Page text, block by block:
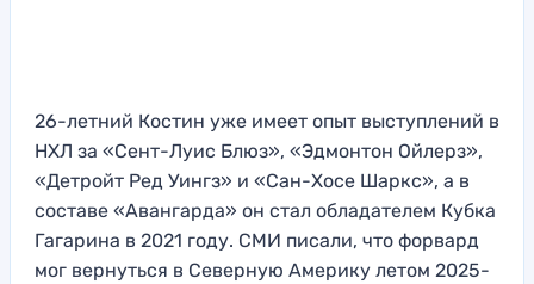
26-летний Костин уже имеет опыт выступлений в
НХЛ за «Сент-Луис Блюз», «Эдмонтон Ойлерз»,
«Детройт Ред Уингз» и «Сан-Хосе Шаркс», а в
составе «Авангарда» он стал обладателем Кубка
Гагарина в 2021 году. СМИ писали, что форвард
мог вернуться в Северную Америку летом 2025-